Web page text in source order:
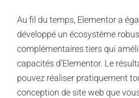
Au fil du temps, Elementor a
développé un écosystème
complémentaires tiers qui
capacités d’Elementor. Le
pouvez réaliser pratiquement
conception de site web que